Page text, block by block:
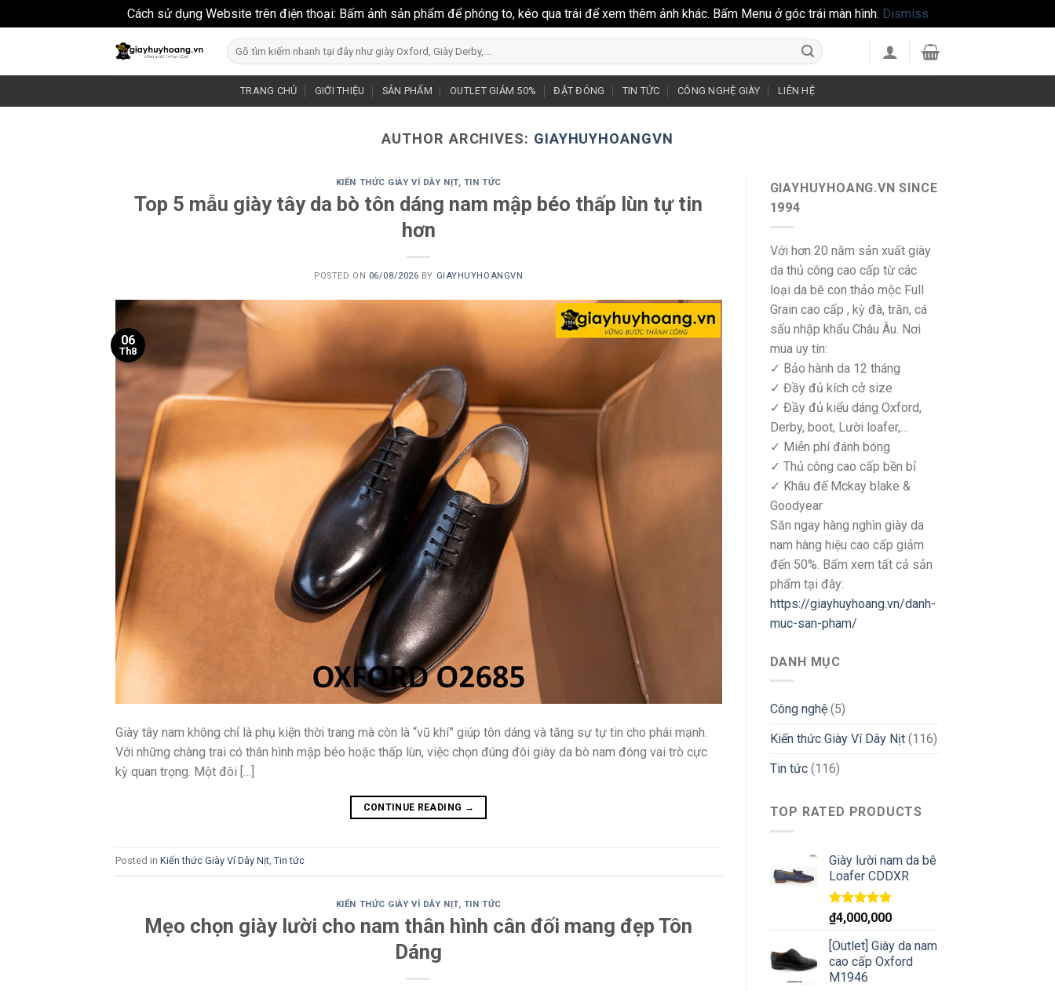
Cách sử dụng Website trên điện thoại: Bấm ảnh sản phẩm để phóng to, kéo qua trái để xem thêm ảnh khác. Bấm Menu ở góc trái màn hình. Dismiss
content
Search
for:
TRANG CHỦ GIỚI THIỆU SẢN PHẨM OUTLET GIẢM 50% ĐẶT ĐÓNG TIN TỨC CÔNG NGHỆ GIÀY LIÊN HỆ
AUTHOR ARCHIVES: GIAYHUYHOANGVN
KIẾN THỨC GIÀY VÍ DÂY NỊT, TIN TỨC
Top 5 mẫu giày tây da bò tôn dáng nam mập béo thấp lùn tự tin
hơn
POSTED ON 06/08/2026 BY GIAYHUYHOANGVN
06
Th8
Giày tây nam không chỉ là phụ kiện thời trang mà còn là “vũ khí” giúp tôn dáng và tăng sự tự tin cho phái mạnh.
Với những chàng trai có thân hình mập béo hoặc thấp lùn, việc chọn đúng đôi giày da bò nam đóng vai trò cực
kỳ quan trọng. Một đôi […]
CONTINUE READING →
Posted in Kiến thức Giày Ví Dây Nịt, Tin tức
KIẾN THỨC GIÀY VÍ DÂY NỊT, TIN TỨC
Mẹo chọn giày lười cho nam thân hình cân đối mang đẹp Tôn
Dáng
GIAYHUYHOANG.VN SINCE
1994
Với hơn 20 năm sản xuất giày
da thủ công cao cấp từ các
loại da bê con thảo mộc Full
Grain cao cấp , kỳ đà, trăn, cá
sấu nhập khẩu Châu Âu. Nơi
mua uy tín:
✓ Bảo hành da 12 tháng
✓ Đầy đủ kích cở size
✓ Đầy đủ kiểu dáng Oxford,
Derby, boot, Lười loafer,…
✓ Miễn phí đánh bóng
✓ Thủ công cao cấp bền bỉ
✓ Khâu đế Mckay blake &
Goodyear
Săn ngay hàng nghìn giày da
nam hàng hiệu cao cấp giảm
đến 50%. Bấm xem tất cả sản
phẩm tại đây:
https://giayhuyhoang.vn/danh-
muc-san-pham/
DANH MỤC
Công nghệ(5)
Kiến thức Giày Ví Dây Nịt(116)
Tin tức(116)
TOP RATED PRODUCTS
Giày lười nam da bê
Loafer CDDXR
Rated5.00
out of 5
₫4,000,000
[Outlet] Giày da nam
cao cấp Oxford
M1946